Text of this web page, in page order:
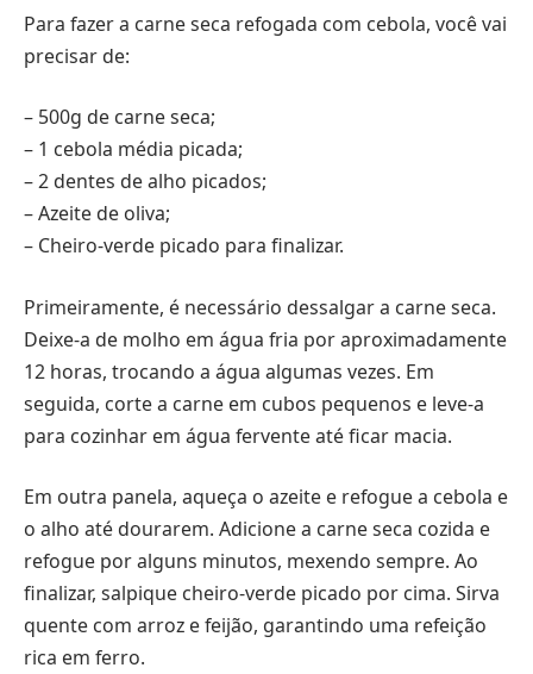
Para fazer a carne seca refogada com cebola, você vai
precisar de:
– 500g de carne seca;
– 1 cebola média picada;
– 2 dentes de alho picados;
– Azeite de oliva;
– Cheiro-verde picado para finalizar.
Primeiramente, é necessário dessalgar a carne seca.
Deixe-a de molho em água fria por aproximadamente
12 horas, trocando a água algumas vezes. Em
seguida, corte a carne em cubos pequenos e leve-a
para cozinhar em água fervente até ficar macia.
Em outra panela, aqueça o azeite e refogue a cebola e
o alho até dourarem. Adicione a carne seca cozida e
refogue por alguns minutos, mexendo sempre. Ao
finalizar, salpique cheiro-verde picado por cima. Sirva
quente com arroz e feijão, garantindo uma refeição
rica em ferro.